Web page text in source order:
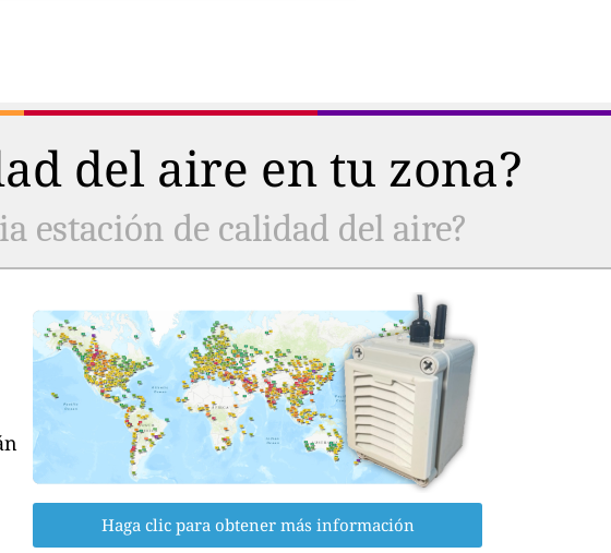
del aire en tu zona?
estación de calidad del aire?
Haga clic para obtener más información